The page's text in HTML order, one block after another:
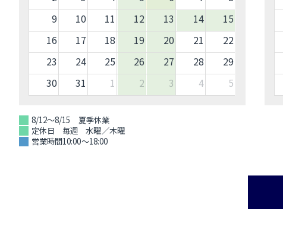
9
10 11 12 13 14
15
16
17 18 19 20 21
22
23
24 25 26 27 28
29
30
31 1 2 3 4 5
8/12～8/15 夏季休業
定休日 毎週 水曜／木曜
営業時間10:00～18:00